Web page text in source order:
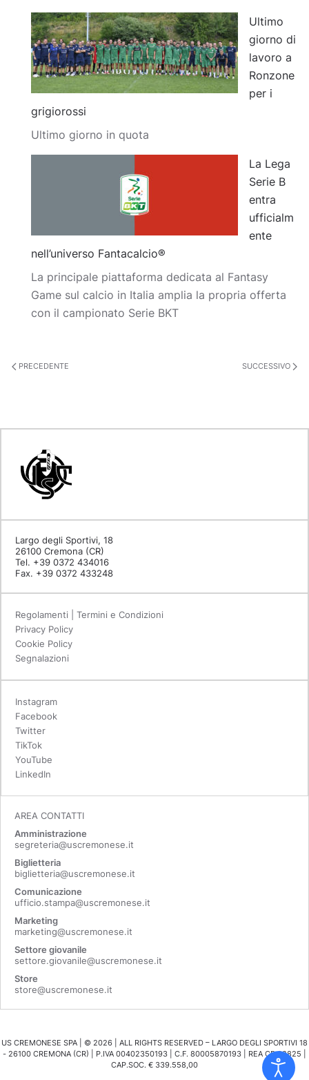
Ultimo
giorno di
lavoro a
Ronzone
per i
grigiorossi
Ultimo giorno in quota
La Lega
Serie B
entra
ufficialm
ente
nell’universo Fantacalcio®
La principale piattaforma dedicata al Fantasy
Game sul calcio in Italia amplia la propria offerta
con il campionato Serie BKT
PRECEDENTE SUCCESSIVO
Largo degli Sportivi, 18
26100 Cremona (CR)
Tel. +39 0372 434016
Fax. +39 0372 433248
Regolamenti | Termini e Condizioni
Privacy Policy
Cookie Policy
Segnalazioni
Instagram
Facebook
Twitter
TikTok
YouTube
LinkedIn
AREA CONTATTI
Amministrazione
segreteria@uscremonese.it
Biglietteria
biglietteria@uscremonese.it
Comunicazione
ufficio.stampa@uscremonese.it
Marketing
marketing@uscremonese.it
Settore giovanile
settore.giovanile@uscremonese.it
Store
store@uscremonese.it
US CREMONESE SPA | © 2026 | ALL RIGHTS RESERVED – LARGO DEGLI SPORTIVI 18
- 26100 CREMONA (CR) | P.IVA 00402350193 | C.F. 80005870193 | REA CR 98825 |
CAP.SOC. € 339.558,00